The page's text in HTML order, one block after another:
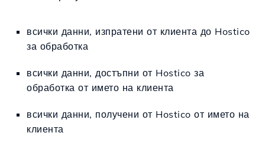
всички данни, изпратени от клиента до Hostico
за обработка
всички данни, достъпни от Hostico за
обработка от името на клиента
всички данни, получени от Hostico от името на
клиента